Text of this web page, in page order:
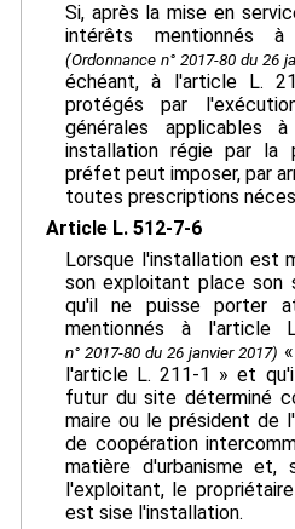
Si, après la mise en
intérêts mentionnés
(Ordonnance n° 2017-80 du 26
échéant, à l'article L.
protégés par
générales applicables
installation régie par la
préfet peut imposer, par
toutes prescriptions
Article L. 512-7-6
Lorsque l'installation est
son exploitant place son
qu'il ne puisse porter
mentionnés à
n° 2017-80 du 26 janvier 2017)
l'article L. 211-1 » et
futur du site déterminé
maire ou le président de
de coopération
matière d'urbanisme
l'exploitant, le
est sise l'installation.